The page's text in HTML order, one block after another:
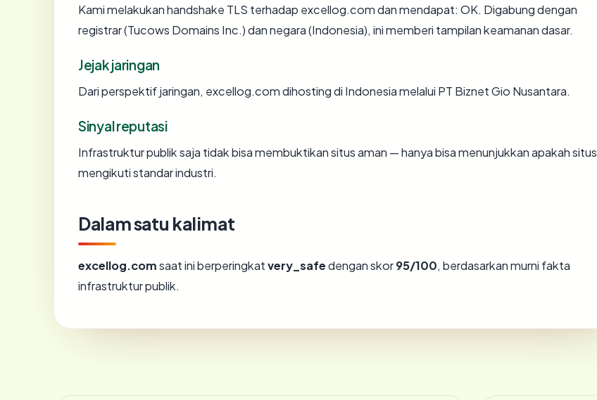
Kami melakukan handshake TLS terhadap excellog.com dan mendapat: OK. Digabung dengan
registrar (Tucows Domains Inc.) dan negara (Indonesia), ini memberi tampilan keamanan dasar.
Jejak jaringan
Dari perspektif jaringan, excellog.com dihosting di Indonesia melalui PT Biznet Gio Nusantara.
Sinyal reputasi
Infrastruktur publik saja tidak bisa membuktikan situs aman — hanya bisa menunjukkan apakah situs
mengikuti standar industri.
Dalam satu kalimat
excellog.comsaat ini berperingkatvery_safedengan skor95/100, berdasarkan murni fakta
infrastruktur publik.